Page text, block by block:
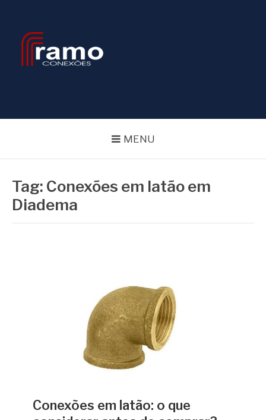
conteúdo
MENU
Tag: Conexões em latão em
Diadema
Conexões em latão: o que